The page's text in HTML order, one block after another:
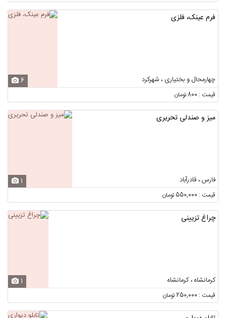
فرم عینک، فلزی
چهارمحال و بختیاری ، شهرکرد 6
قیمت : 800 تومان
میز و صندلی تحریری
فارس ، قادرآباد 1
قیمت : 550,000 تومان
چراغ تزیینی
کرمانشاه ، کرمانشاه 1
قیمت : 250,000 تومان